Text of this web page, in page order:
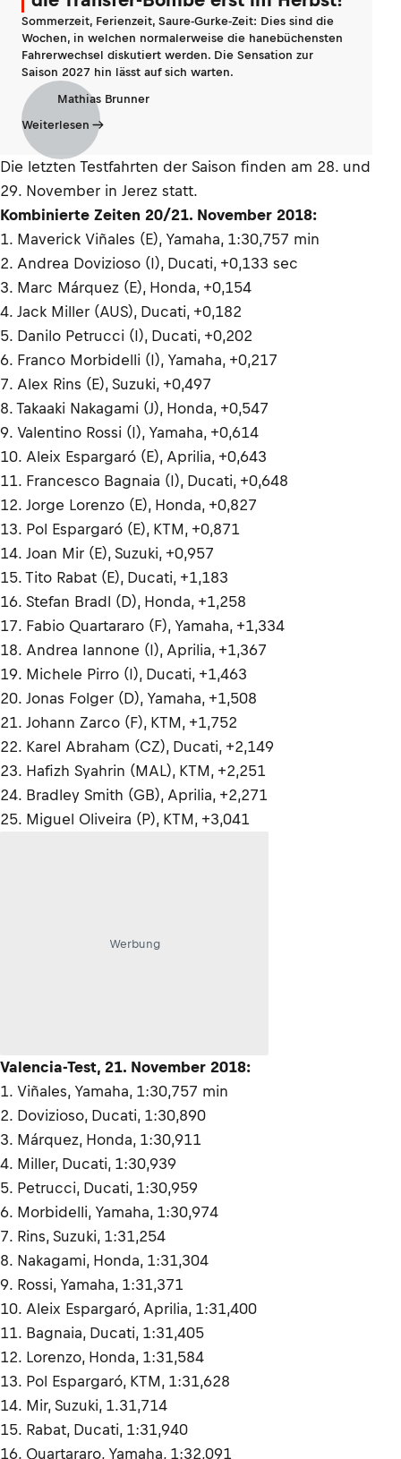
Sommerzeit, Ferienzeit, Saure-Gurke-Zeit: Dies sind die
Wochen, in welchen normalerweise die hanebüchensten
Fahrerwechsel diskutiert werden. Die Sensation zur
Saison 2027 hin lässt auf sich warten.
Mathias Brunner
Weiterlesen
Die letzten Testfahrten der Saison finden am 28. und
29. November in Jerez statt.
Kombinierte Zeiten 20/21. November 2018:
1. Maverick Viñales (E), Yamaha, 1:30,757 min
2. Andrea Dovizioso (I), Ducati, +0,133 sec
3. Marc Márquez (E), Honda, +0,154
4. Jack Miller (AUS), Ducati, +0,182
5. Danilo Petrucci (I), Ducati, +0,202
6. Franco Morbidelli (I), Yamaha, +0,217
7. Alex Rins (E), Suzuki, +0,497
8. Takaaki Nakagami (J), Honda, +0,547
9. Valentino Rossi (I), Yamaha, +0,614
10. Aleix Espargaró (E), Aprilia, +0,643
11. Francesco Bagnaia (I), Ducati, +0,648
12. Jorge Lorenzo (E), Honda, +0,827
13. Pol Espargaró (E), KTM, +0,871
14. Joan Mir (E), Suzuki, +0,957
15. Tito Rabat (E), Ducati, +1,183
16. Stefan Bradl (D), Honda, +1,258
17. Fabio Quartararo (F), Yamaha, +1,334
18. Andrea Iannone (I), Aprilia, +1,367
19. Michele Pirro (I), Ducati, +1,463
20. Jonas Folger (D), Yamaha, +1,508
21. Johann Zarco (F), KTM, +1,752
22. Karel Abraham (CZ), Ducati, +2,149
23. Hafizh Syahrin (MAL), KTM, +2,251
24. Bradley Smith (GB), Aprilia, +2,271
25. Miguel Oliveira (P), KTM, +3,041
Werbung
Valencia-Test, 21. November 2018:
1. Viñales, Yamaha, 1:30,757 min
2. Dovizioso, Ducati, 1:30,890
3. Márquez, Honda, 1:30,911
4. Miller, Ducati, 1:30,939
5. Petrucci, Ducati, 1:30,959
6. Morbidelli, Yamaha, 1:30,974
7. Rins, Suzuki, 1:31,254
8. Nakagami, Honda, 1:31,304
9. Rossi, Yamaha, 1:31,371
10. Aleix Espargaró, Aprilia, 1:31,400
11. Bagnaia, Ducati, 1:31,405
12. Lorenzo, Honda, 1:31,584
13. Pol Espargaró, KTM, 1:31,628
14. Mir, Suzuki, 1.31,714
15. Rabat, Ducati, 1:31,940
16. Quartararo, Yamaha, 1:32,091